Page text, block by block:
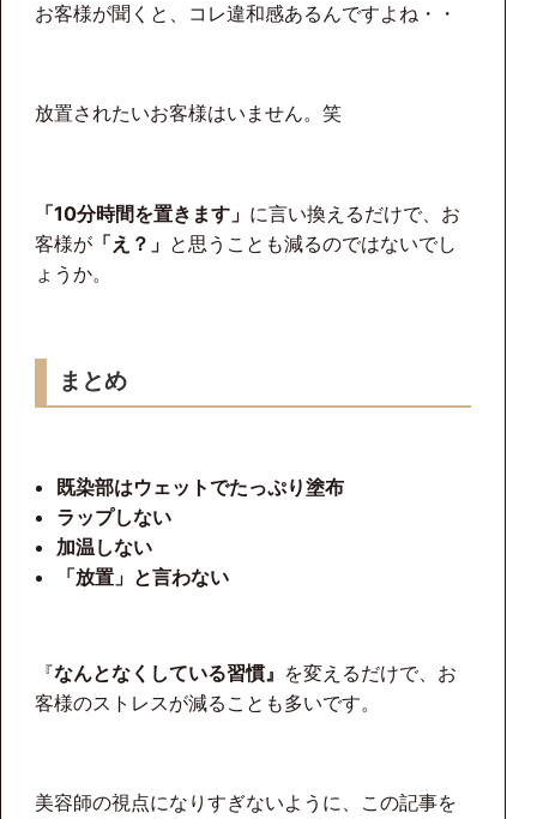
お客様が聞くと、コレ違和感あるんですよね・・
放置されたいお客様はいません。笑
「10分時間を置きます」 に言い換えるだけで、お
客様が 「え？」 と思うことも減るのではないでし
ょうか。
まとめ
既染部はウェットでたっぷり塗布
ラップしない
加温しない
「放置」と言わない
『なんとなくしている習慣』 を変えるだけで、お
客様のストレスが減ることも多いです。
美容師の視点になりすぎないように、この記事を